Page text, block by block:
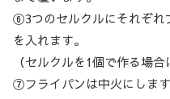
⑥3つのセルクルにそれぞれ
を入れます。
（セルクルを1個で作る場
⑦フライパンは中火にしま